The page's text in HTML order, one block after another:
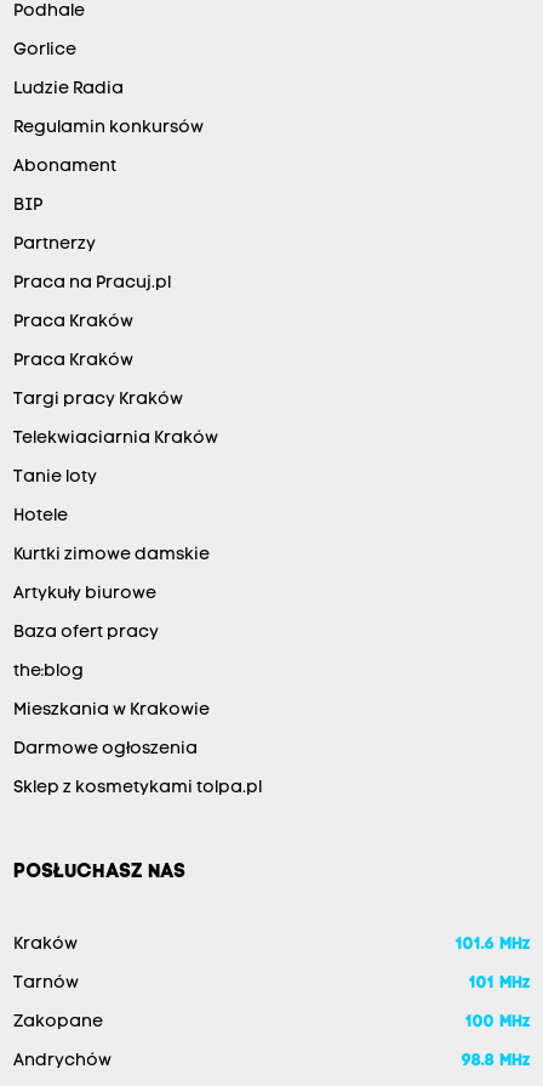
Podhale
Gorlice
Ludzie Radia
Regulamin konkursów
Abonament
BIP
Partnerzy
Praca na Pracuj.pl
Praca Kraków
Praca Kraków
Targi pracy Kraków
Telekwiaciarnia Kraków
Tanie loty
Hotele
Kurtki zimowe damskie
Artykuły biurowe
Baza ofert pracy
the:blog
Mieszkania w Krakowie
Darmowe ogłoszenia
Sklep z kosmetykami tolpa.pl
POSŁUCHASZ NAS
Kraków 101.6 MHz
Tarnów 101 MHz
Zakopane 100 MHz
Andrychów 98.8 MHz